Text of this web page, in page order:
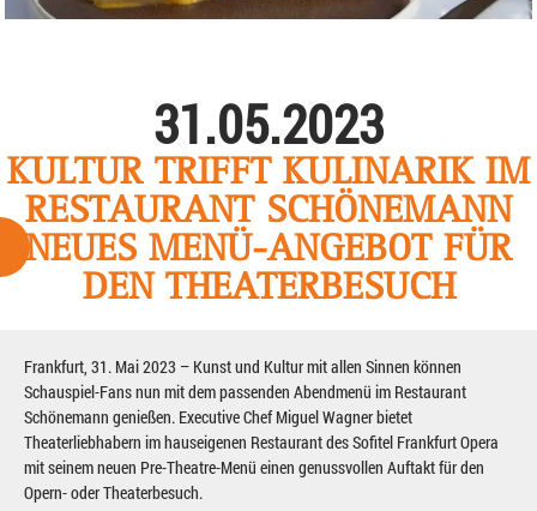
31.05.2023
KULTUR TRIFFT KULINARIK IM
RESTAURANT SCHÖNEMANN
NEUES MENÜ-ANGEBOT FÜR
DEN THEATERBESUCH
Frankfurt, 31. Mai 2023 – Kunst und Kultur mit allen Sinnen können
Schauspiel-Fans nun mit dem passenden Abendmenü im Restaurant
Schönemann genießen. Executive Chef Miguel Wagner bietet
Theaterliebhabern im hauseigenen Restaurant des Sofitel Frankfurt Opera
mit seinem neuen Pre-Theatre-Menü einen genussvollen Auftakt für den
Opern- oder Theaterbesuch.